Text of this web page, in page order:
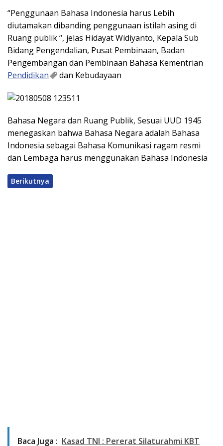
“Penggunaan Bahasa Indonesia harus Lebih
diutamakan dibanding penggunaan istilah asing di
Ruang publik “, jelas Hidayat Widiyanto, Kepala Sub
Bidang Pengendalian, Pusat Pembinaan, Badan
Pengembangan dan Pembinaan Bahasa Kementrian
Pendidikan
dan Kebudayaan
Bahasa Negara dan Ruang Publik, Sesuai UUD 1945
menegaskan bahwa Bahasa Negara adalah Bahasa
Indonesia sebagai Bahasa Komunikasi ragam resmi
dan Lembaga harus menggunakan Bahasa Indonesia
Berikutnya
Baca Juga : Kasad TNI : Pererat Silaturahmi KBT